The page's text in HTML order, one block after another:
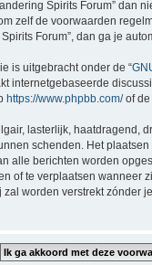
Spirits Forum”
zelf de voorwaarden
Forum”, dan ga je
is uitgebracht onder de “
internetgebaseerde
https://www.phpbb.com/of de
lasterlijk,
schenden. Het
alle berichten worden
of te verplaatsen
worden verstrekt zónder